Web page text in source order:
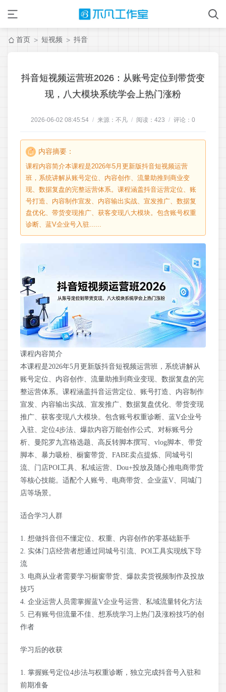
首页 > 短视频 > 抖音
抖音短视频运营班2026：从账号定位到带货变
现，八大模块系统学会上热门涨粉
2026-06-02 08:45:54 / 来源：不凡 / 阅读： 423 / 评论： 0
内容摘要：
课程内容简介本课程是2026年5月更新版抖音短视频运营
班，系统讲解从账号定位、内容创作、流量助推到商业变
现、数据复盘的完整运营体系。课程涵盖抖音运营定位、账
号打造、内容制作宣发、内容输出实战、宣发推广、数据复
盘优化、带货变现推广、获客变现八大模块。包含账号权重
诊断、蓝V企业号入驻......
课程内容简介
本课程是2026年5月更新版抖音短视频运营班，系统讲解从
账号定位、内容创作、流量助推到商业变现、数据复盘的完
整运营体系。课程涵盖抖音运营定位、账号打造、内容制作
宣发、内容输出实战、宣发推广、数据复盘优化、带货变现
推广、获客变现八大模块。包含账号权重诊断、蓝V企业号
入驻、定位4步法、爆款内容万能创作公式、对标账号分
析、曼陀罗九宫格选题、高反转脚本撰写、vlog脚本、带货
脚本、暴力吸粉、橱窗带货、FABE卖点提炼、同城号引
流、门店POI工具、私域运营、Dou+投放及随心推电商带货
等核心技能。适配个人账号、电商带货、企业蓝V、同城门
店等场景。
适合学习人群
1. 想做抖音但不懂定位、权重、内容创作的零基础新手
2. 实体门店经营者想通过同城号引流、POI工具实现线下导
流
3. 电商从业者需要学习橱窗带货、爆款卖货视频制作及投放
技巧
4. 企业运营人员需掌握蓝V企业号运营、私域流量转化方法
5. 已有账号但流量不佳、想系统学习上热门及涨粉技巧的创
作者
学习后的收获
1. 掌握账号定位4步法与权重诊断，独立完成抖音号入驻和
前期准备